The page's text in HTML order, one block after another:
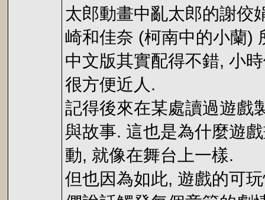
太郎動畫中亂太郎的謝佼
崎和佳奈 (柯南中的小蘭)
中文版其實配得不錯, 小
很方便近人.
記得後來在某處讀過遊戲
與故事. 這也是為什麼遊
動, 就像在舞台上一樣.
但也因為如此, 遊戲的可